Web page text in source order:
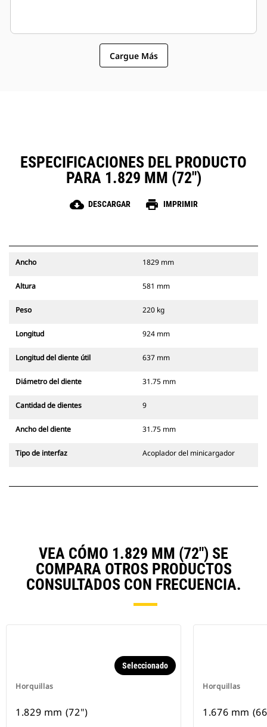
Cargue Más
ESPECIFICACIONES DEL PRODUCTO
PARA 1.829 MM (72")
cloud_download DESCARGAR print IMPRIMIR
Ancho 1829 mm
Altura 581 mm
Peso 220 kg
Longitud 924 mm
Longitud del diente útil 637 mm
Diámetro del diente 31.75 mm
Cantidad de dientes 9
Ancho del diente 31.75 mm
Tipo de interfaz Acoplador del minicargador
VEA CÓMO 1.829 MM (72") SE
COMPARA OTROS PRODUCTOS
CONSULTADOS CON FRECUENCIA.
Horquillas
Seleccionado
1.829 mm (72")
Horquillas
1.676 mm